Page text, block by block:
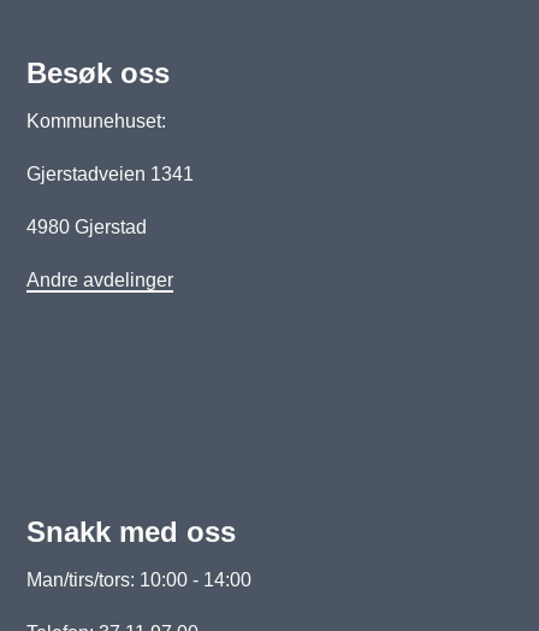
Besøk oss
Kommunehuset:
Gjerstadveien 1341
4980 Gjerstad
Andre avdelinger
Snakk med oss
Man/tirs/tors: 10:00 - 14:00